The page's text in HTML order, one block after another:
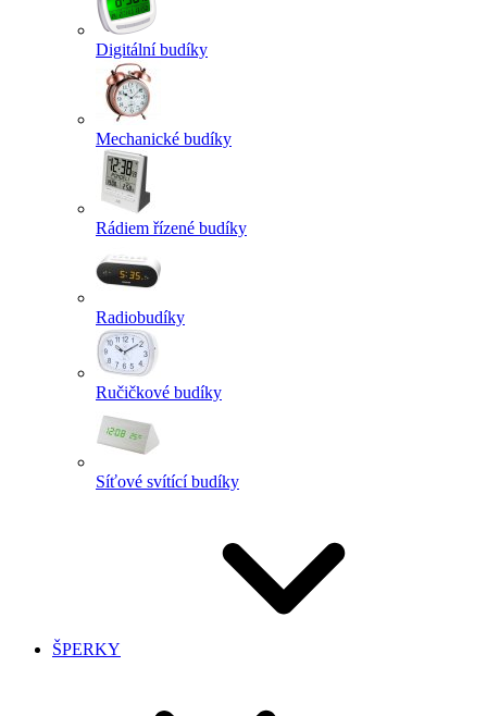
Digitální budíky
Mechanické budíky
Rádiem řízené budíky
Radiobudíky
Ručičkové budíky
Síťové svítící budíky
ŠPERKY